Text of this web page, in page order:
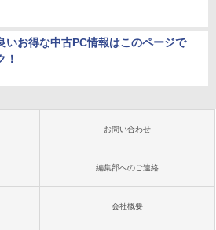
いお得な中古PC情報はこのページで
！
お問い合わせ
編集部へのご連絡
会社概要